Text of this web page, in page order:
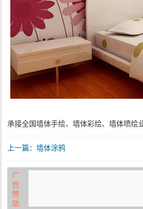
承接全国墙体手绘、墙体彩绘、墙体喷绘
上一篇：墙体涂鸦